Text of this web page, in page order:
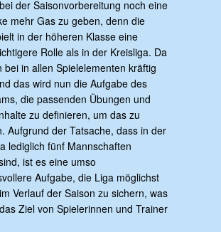
der Saisonvorbereitung noch eine
mehr Gas zu geben, denn die
in der höheren Klasse eine
Rolle als in der Kreisliga. Da
bei in allen Spielelementen kräftig
das wird nun die Aufgabe des
die passenden Übungen und
zu definieren, um das zu
Aufgrund der Tatsache, dass in der
lediglich fünf Mannschaften
ist es eine umso
Aufgabe, die Liga möglichst
Verlauf der Saison zu sichern, was
Ziel von Spielerinnen und Trainer